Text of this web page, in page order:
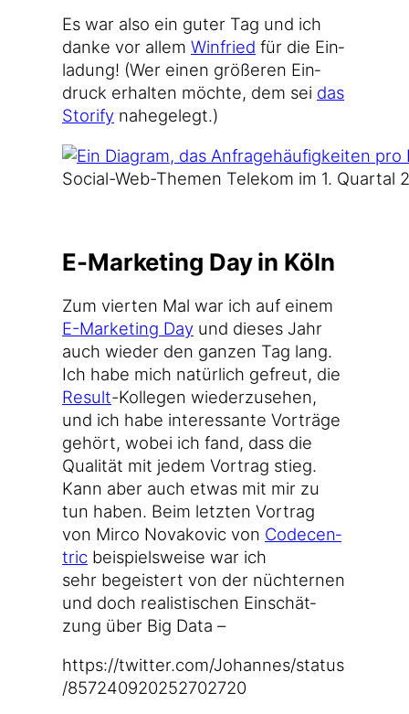
Es war also ein guter Tag und ich
dan­ke vor allem Win­fried für die Ein­
la­dung! (Wer einen grö­ße­ren Ein­
druck erhal­ten möch­te, dem sei das
Sto­ri­fy nahegelegt.)
Social-Web-Themen Tele­kom im 1. Quar­tal
E-Marketing Day in Köln
Zum vier­ten Mal war ich auf einem
E-Marketing Day und die­ses Jahr
auch wie­der den gan­zen Tag lang.
Ich habe mich natür­lich gefreut, die
Result-Kol­le­gen wie­der­zu­se­hen,
und ich habe inter­es­san­te Vor­trä­ge
gehört, wobei ich fand, dass die
Qua­li­tät mit jedem Vor­trag stieg.
Kann aber auch etwas mit mir zu
tun haben. Beim letz­ten Vor­trag
von Mir­co Nova­ko­vic von Code­cen­
tric bei­spiels­wei­se war ich
sehr begeis­tert von der nüch­ter­nen
und doch rea­lis­ti­schen Ein­schät­
zung über Big Data –
https://​twit​ter​.com/​J​o​h​a​n​n​e​s​/​s​t​a​t​u​s​
/​8​5​7​2​4​0​9​2​0​2​5​2​7​0​2​720